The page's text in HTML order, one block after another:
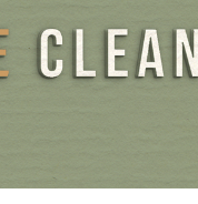
unter Ausschluss von
anstelle von Kunststoff.